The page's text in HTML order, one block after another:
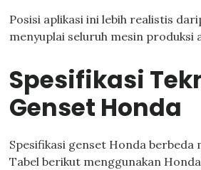
Posisi aplikasi ini lebih realistis
menyuplai seluruh mesin produksi
Spesifikasi
Genset Honda
Spesifikasi genset Honda berbeda
Tabel berikut menggunakan